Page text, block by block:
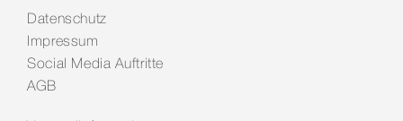
Datenschutz
Impressum
Social Media Auftritte
AGB